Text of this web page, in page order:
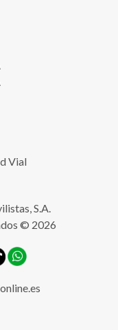
Vial
S.A.
© 2026